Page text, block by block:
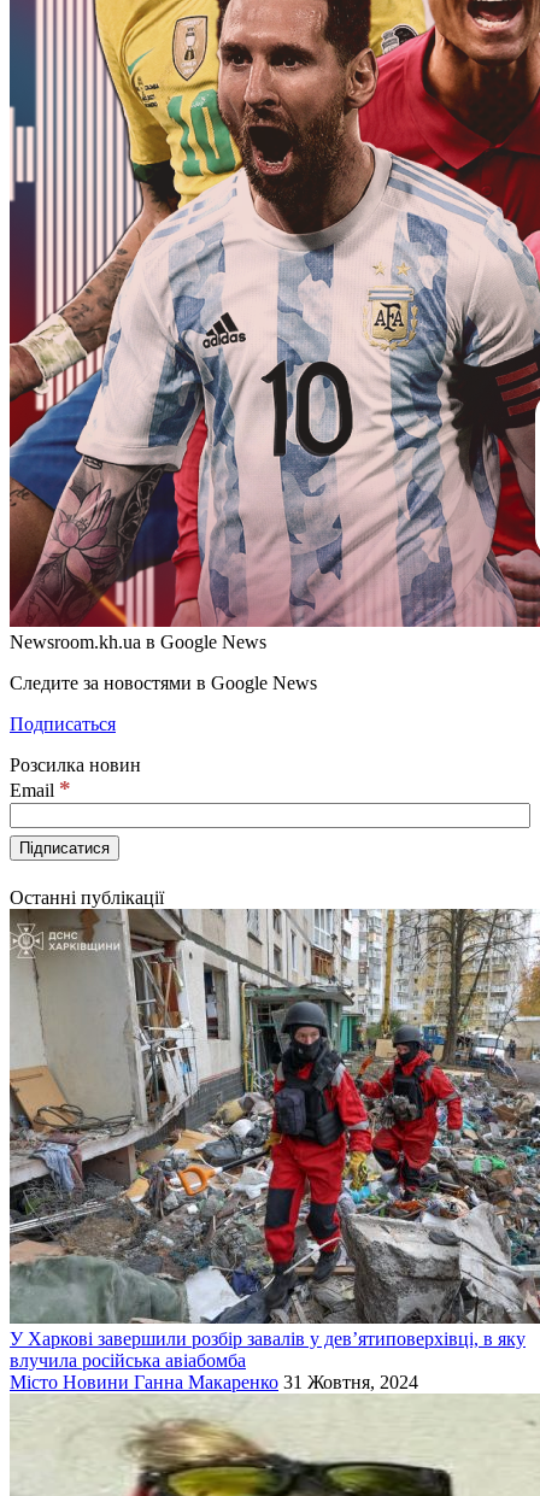
Newsroom.kh.ua в Google News
Следите за новостями в Google News
Подписаться
Розсилка новин
Email *
Останні публікації
У Харкові завершили розбір завалів у дев’ятиповерхівці, в яку
влучила російська авіабомба
Місто Новини Ганна Макаренко 31 Жовтня, 2024